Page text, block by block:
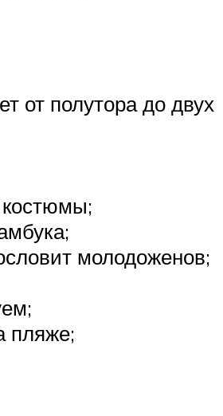
от полутора до двух
молодоженов;
пляже;